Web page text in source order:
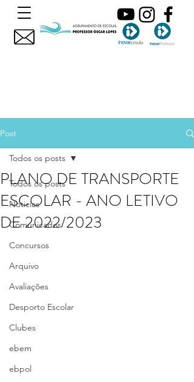
Post
Todos os posts
Noticias
Comunicados
Concursos
Arquivo
Avaliações
Desporto Escolar
Clubes
ebem
ebpol
Todos os posts
PLANO DE TRANSPORTE
ESCOLAR - ANO LETIVO
DE 2022/2023